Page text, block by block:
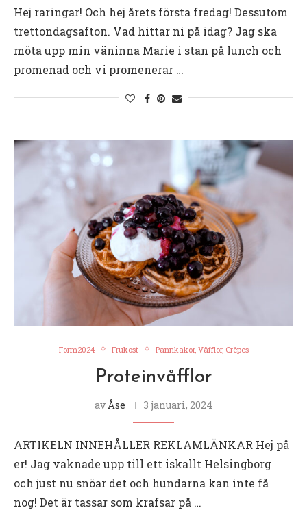
Hej raringar! Och hej årets första fredag! Dessutom
trettondagsafton. Vad hittar ni på idag? Jag ska
möta upp min väninna Marie i stan på lunch och
promenad och vi promenerar …
Form2024 Frukost Pannkakor, Våfflor, Crêpes
Proteinvåfflor
av Åse 3 januari, 2024
ARTIKELN INNEHÅLLER REKLAMLÄNKAR Hej på
er! Jag vaknade upp till ett iskallt Helsingborg
och just nu snöar det och hundarna kan inte få
nog! Det är tassar som krafsar på …